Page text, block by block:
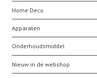
Home Deco
Apparaten
Onderhoudsmiddel
Nieuw in de webshop